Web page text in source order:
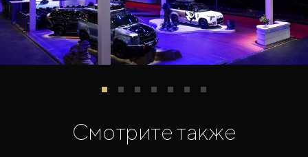
Смотрите также